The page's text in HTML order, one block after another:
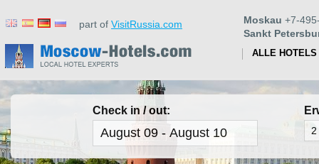
part of VisitRussia.com Moskau +7-
Sankt
ALLE HOTELS
Check in / out: